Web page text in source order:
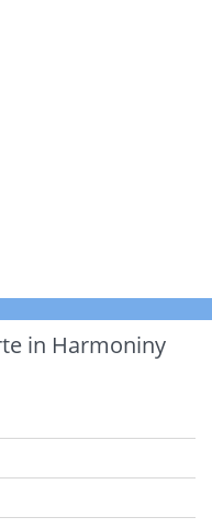
in Harmoniny